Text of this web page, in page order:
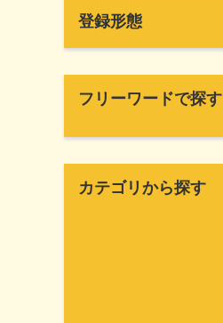
登録形態
フリーワードで探す
カテゴリから探す